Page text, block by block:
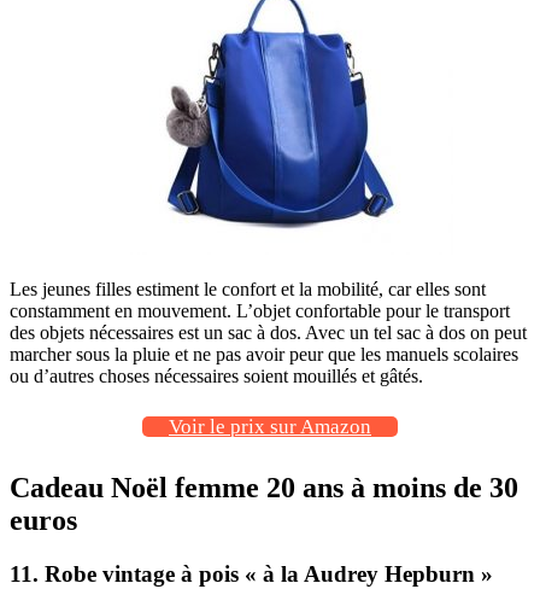
Les jeunes filles estiment le confort et la mobilité, car elles sont
constamment en mouvement. L’objet confortable pour le transport
des objets nécessaires est un sac à dos. Avec un tel sac à dos on peut
marcher sous la pluie et ne pas avoir peur que les manuels scolaires
ou d’autres choses nécessaires soient mouillés et gâtés.
Voir le prix sur Amazon
Cadeau Noël femme 20 ans à moins de 30
euros
11. Robe vintage à pois « à la Audrey Hepburn »